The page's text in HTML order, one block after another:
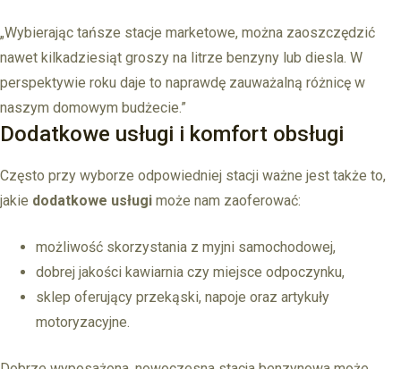
„Wybierając tańsze stacje marketowe, można zaoszczędzić
nawet kilkadziesiąt groszy na litrze benzyny lub diesla. W
perspektywie roku daje to naprawdę zauważalną różnicę w
naszym domowym budżecie.”
Dodatkowe usługi i komfort obsługi
Często przy wyborze odpowiedniej stacji ważne jest także to,
jakie dodatkowe usługi może nam zaoferować:
możliwość skorzystania z myjni samochodowej,
dobrej jakości kawiarnia czy miejsce odpoczynku,
sklep oferujący przekąski, napoje oraz artykuły
motoryzacyjne.